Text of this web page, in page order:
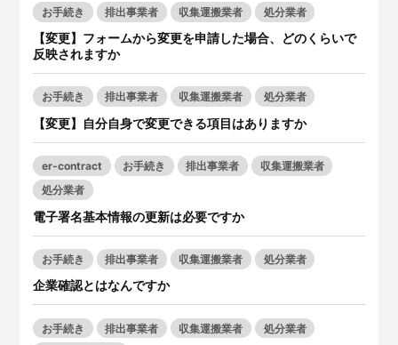
現場に伝える。伝わる。
施工管理業務の標準化とノウハ
ウ継承を支援するサービスで
サービスサイトを見る
タチに。
元請会社の裁量で独自のポイン
るサービスです。
サービスサイトを見る
お手続き 排出事業者 収集運搬業者 処分業者
【変更】フォームから変更を申請した場合、どのくらいで
反映されますか
お手続き 排出事業者 収集運搬業者 処分業者
【変更】自分自身で変更できる項目はありますか
er-contract お手続き 排出事業者
収集運搬業者
処分業者
電子署名基本情報の更新は必要ですか
お手続き 排出事業者 収集運搬業者 処分業者
企業確認とはなんですか
お手続き 排出事業者 収集運搬業者
処分業者